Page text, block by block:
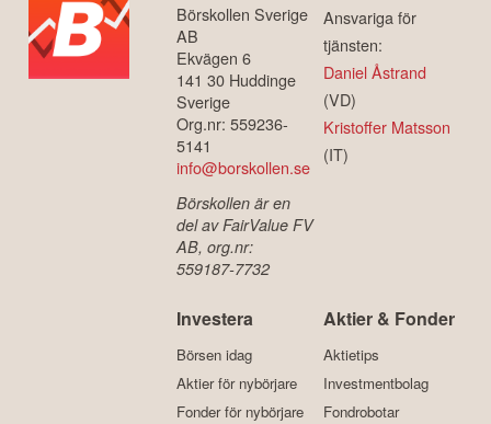
Börskollen Sverige
AB
Ekvägen 6
141 30 Huddinge
Sverige
Org.nr: 559236-
5141
info@borskollen.se
Börskollen är en
del av FairValue FV
AB, org.nr:
559187-7732
Ansvariga för
tjänsten:
Daniel Åstrand
(VD)
Kristoffer Matsson
(IT)
Investera
Börsen idag
Aktier för nybörjare
Fonder för nybörjare
Aktier & Fonder
Aktietips
Investmentbolag
Fondrobotar